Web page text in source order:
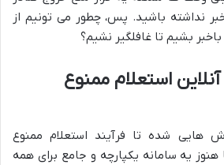
نداشته باشید. پس، چطور می تونیم از
بشیم تا غافلگیر نشیم؟
آنلاین استعلام ممنوع
هایی شده تا فرآیند استعلام ممنوع
هنوز یه سامانه یکپارچه و جامع برای همه